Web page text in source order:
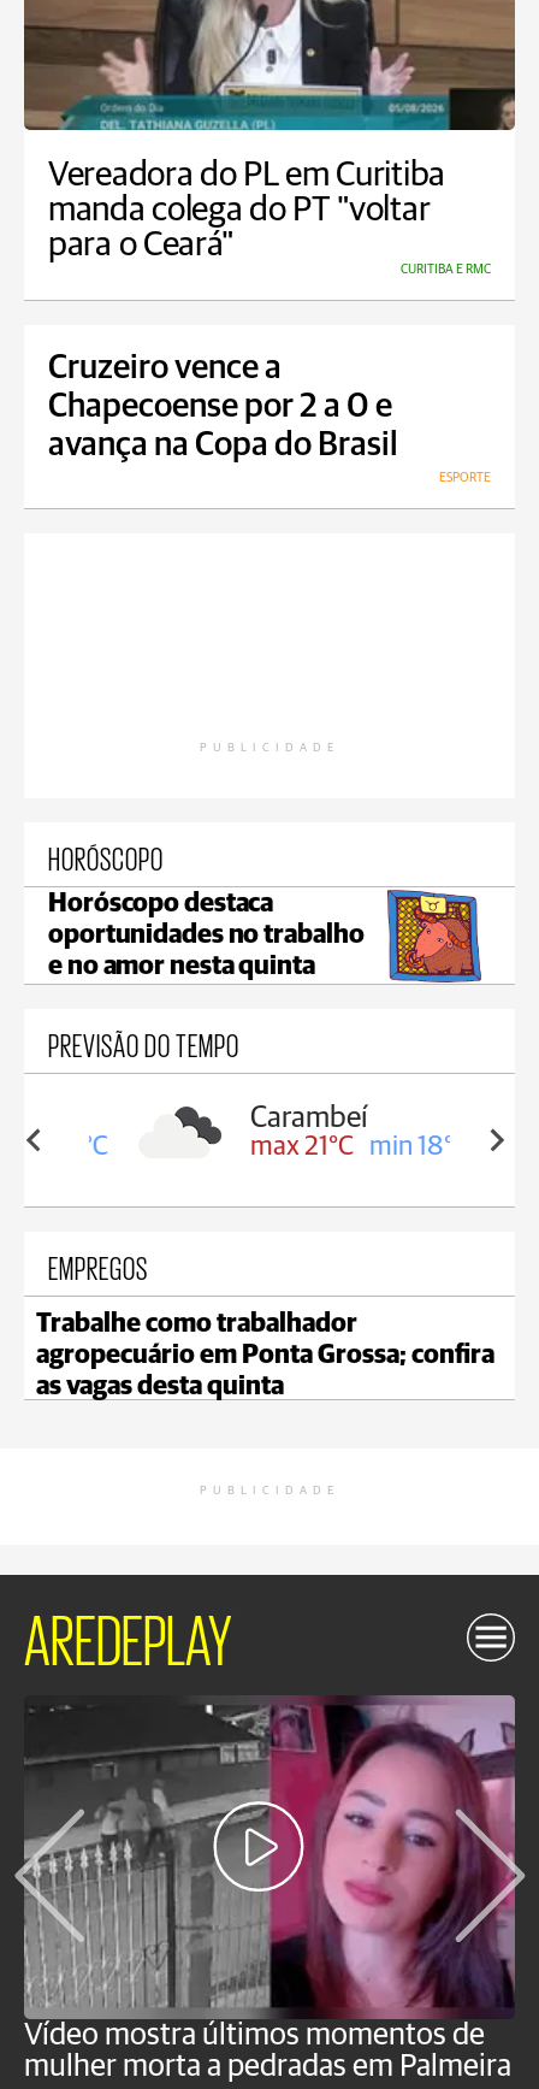
Vereadora do PL em Curitiba
manda colega do PT "voltar
para o Ceará"
CURITIBA E RMC
Cruzeiro vence a
Chapecoense por 2 a 0 e
avança na Copa do Brasil
ESPORTE
PUBLICIDADE
HORÓSCOPO
Horóscopo destaca
oportunidades no trabalho
e no amor nesta quinta
PREVISÃO DO TEMPO
19°C
Carambeí
max 21°C min 18°C
EMPREGOS
Trabalhe como trabalhador
agropecuário em Ponta Grossa; confira
as vagas desta quinta
PUBLICIDADE
AREDEPLAY
Vídeo mostra últimos momentos de
mulher morta a pedradas em Palmeira